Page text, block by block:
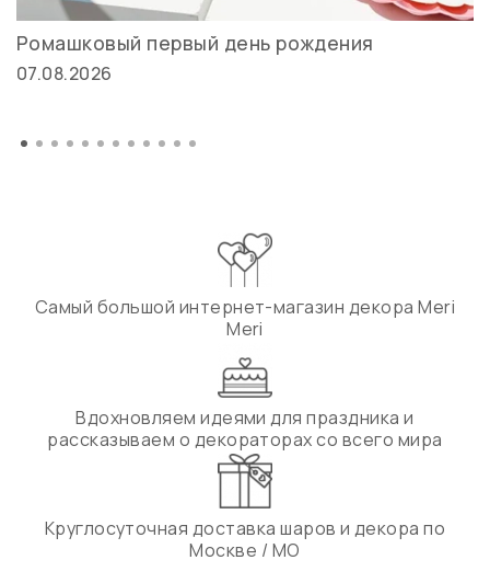
Ромашковый первый день рождения
07.08.2026
Самый большой интернет-магазин декора Meri
Meri
Вдохновляем идеями для праздника и
рассказываем о декораторах со всего мира
Круглосуточная доставка шаров и декора по
Москве / МО